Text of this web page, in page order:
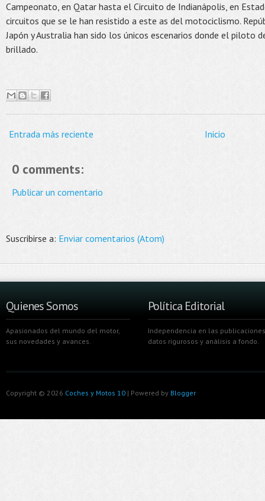
Campeonato, en Qatar hasta el Circuito de Indianápolis, en
circuitos que se le han resistido a este as del motociclismo.
Japón y Australia han sido los únicos escenarios donde el piloto
brillado.
Entrada más reciente Inicio
0 comments:
Publicar un comentario
Suscribirse a: Enviar comentarios (Atom)
Quienes Somos
Apasionados del mundo del motor,
sus novedades y avances.
Política Editorial
Independencia en las
datos rigurosos y análisis a fondo.
Copyright © 2026 Coches y Motos 10 | Powered by Blogger